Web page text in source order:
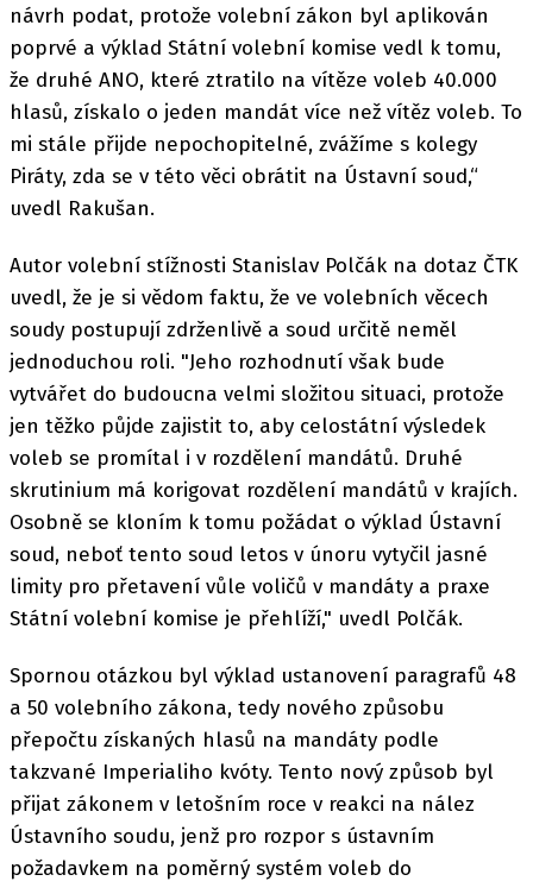
návrh podat, protože volební zákon byl aplikován
poprvé a výklad Státní volební komise vedl k tomu,
že druhé ANO, které ztratilo na vítěze voleb 40.000
hlasů, získalo o jeden mandát více než vítěz voleb. To
mi stále přijde nepochopitelné, zvážíme s kolegy
Piráty, zda se v této věci obrátit na Ústavní soud,“
uvedl Rakušan.
Autor volební stížnosti Stanislav Polčák na dotaz ČTK
uvedl, že je si vědom faktu, že ve volebních věcech
soudy postupují zdrženlivě a soud určitě neměl
jednoduchou roli. "Jeho rozhodnutí však bude
vytvářet do budoucna velmi složitou situaci, protože
jen těžko půjde zajistit to, aby celostátní výsledek
voleb se promítal i v rozdělení mandátů. Druhé
skrutinium má korigovat rozdělení mandátů v krajích.
Osobně se kloním k tomu požádat o výklad Ústavní
soud, neboť tento soud letos v únoru vytyčil jasné
limity pro přetavení vůle voličů v mandáty a praxe
Státní volební komise je přehlíží," uvedl Polčák.
Spornou otázkou byl výklad ustanovení paragrafů 48
a 50 volebního zákona, tedy nového způsobu
přepočtu získaných hlasů na mandáty podle
takzvané Imperialiho kvóty. Tento nový způsob byl
přijat zákonem v letošním roce v reakci na nález
Ústavního soudu, jenž pro rozpor s ústavním
požadavkem na poměrný systém voleb do